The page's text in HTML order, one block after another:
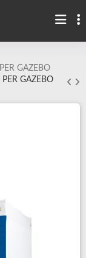
GAZEBO
PER GAZEBO